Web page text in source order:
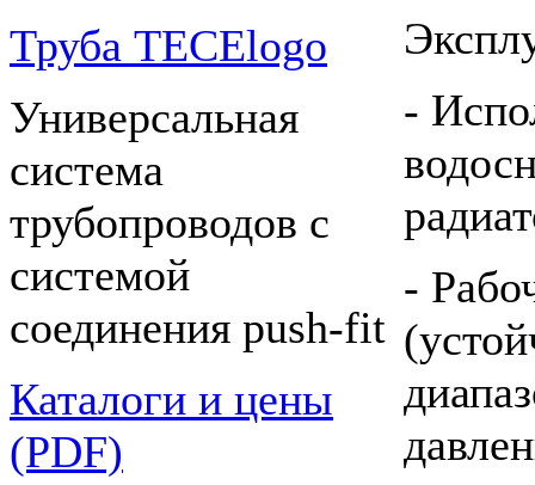
Труба TECElogo
Универсальная
система
трубопроводов с
системой
соединения push-fit
Каталоги и цены
(PDF)
-
-